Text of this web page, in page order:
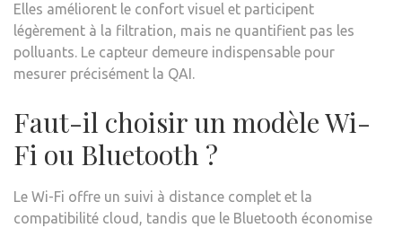
Elles améliorent le confort visuel et participent
légèrement à la filtration, mais ne quantifient pas les
polluants. Le capteur demeure indispensable pour
mesurer précisément la QAI.
Faut-il choisir un modèle Wi-
Fi ou Bluetooth ?
Le Wi-Fi offre un suivi à distance complet et la
compatibilité cloud, tandis que le Bluetooth économise